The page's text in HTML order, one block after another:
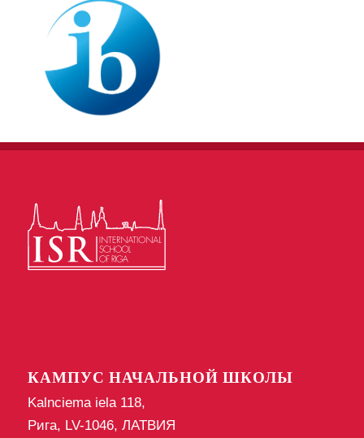
КАМПУС НАЧАЛЬНОЙ ШКОЛЫ
Kalnciema iela 118,
Рига, LV-1046, ЛАТВИЯ